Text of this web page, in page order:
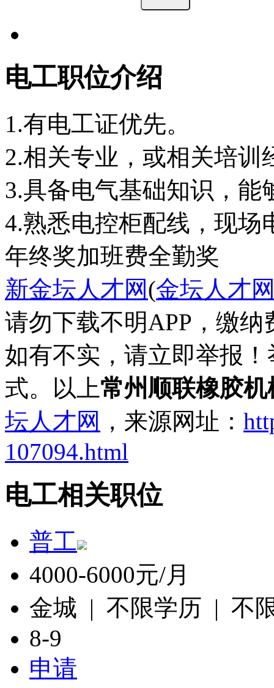
电工职位介绍
1.有电工证优先。
2.相关专业，或相关培训
3.具备电气基础知识，能
4.熟悉电控柜配线，现场
年终奖加班费全勤奖
新金坛人才网(金坛人才
请勿下载不明APP，缴
如有不实，请立即举报
式。以上常州顺联橡胶
坛人才网 ，来源网址：
107094.html
电工相关职位
普工
4000-6000元/月
金城 | 不限学历 | 不
8-9
申请